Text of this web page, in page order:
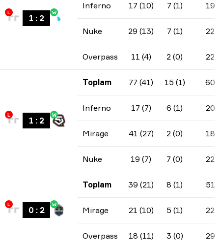
L
1 : 2
W
Inferno 17 (10) 7 (1) 19
Nuke 29 (13) 7 (1) 22
Overpass 11 (4) 2 (0) 22
L
1 : 2
W
Toplam 77 (41) 15 (1) 60
Inferno 17 (7) 6 (1) 20
Mirage 41 (27) 2 (0) 18
Nuke 19 (7) 7 (0) 22
L
0 : 2
W
Toplam 39 (21) 8 (1) 51
Mirage 21 (10) 5 (1) 22
Overpass 18 (11) 3 (0) 29